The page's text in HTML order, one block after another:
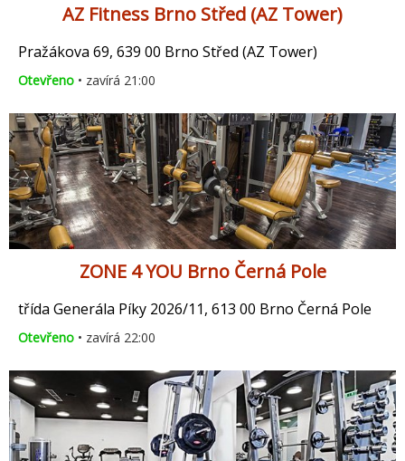
AZ Fitness Brno Střed (AZ Tower)
Pražákova 69, 639 00 Brno Střed (AZ Tower)
Otevřeno • zavírá 21:00
ZONE 4 YOU Brno Černá Pole
třída Generála Píky 2026/11, 613 00 Brno Černá Pole
Otevřeno • zavírá 22:00